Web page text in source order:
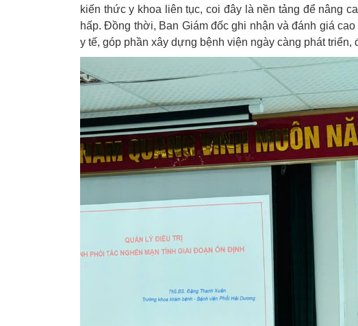
kiến thức y khoa liên tục, coi đây là nền tảng để nâng
hấp. Đồng thời, Ban Giám đốc ghi nhận và đánh giá
y tế, góp phần xây dựng bệnh viện ngày càng phát